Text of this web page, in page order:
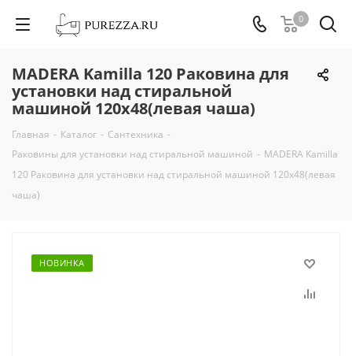
0
MADERA Kamilla 120 Раковина для
установки над стиральной
машиной 120х48(левая чаша)
Главная - Каталог - Сантехника -
Раковины для установки над стиральной машиной - MADERA Kamilla
120 Раковина для установки над стиральной машиной 120х48(левая
чаша)
НОВИНКА